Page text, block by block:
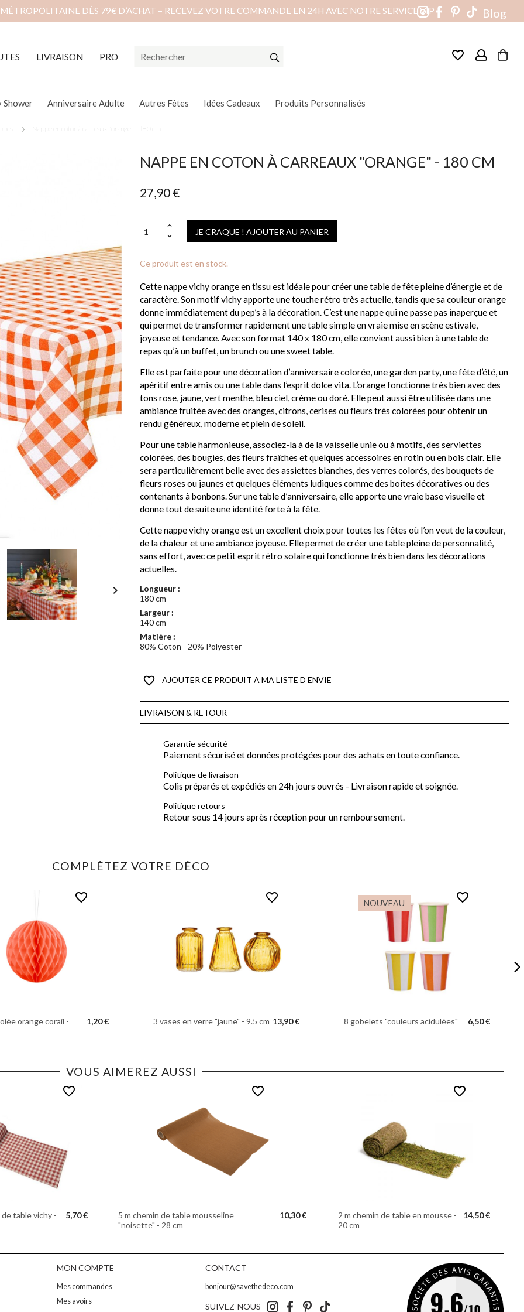
Blog
DÈS 79€ D’ACHAT – RECEVEZ VOTRE COMMANDE EN 24H AVEC NOTRE SERVICE VIP
LIVRAISON PRO favorite_border
Shower Anniversaire Adulte Autres Fêtes Idées Cadeaux Produits Personnalisés

NAPPE EN COTON À CARREAUX "ORANGE" - 180 CM
27,90 €
JE CRAQUE ! AJOUTER AU PANIER
Ce produit est en stock.
Cette nappe vichy orange en tissu est idéale pour créer une table de fête pleine d’énergie et de
caractère. Son motif vichy apporte une touche rétro très actuelle, tandis que sa couleur orange
donne immédiatement du pep’s à la décoration. C’est une nappe qui ne passe pas inaperçue et
qui permet de transformer rapidement une table simple en vraie mise en scène estivale,
joyeuse et tendance. Avec son format 140 x 180 cm, elle convient aussi bien à une table de
repas qu’à un buffet, un brunch ou une sweet table.
Elle est parfaite pour une décoration d’anniversaire colorée, une garden party, une fête d’été, un
apéritif entre amis ou une table dans l’esprit dolce vita. L’orange fonctionne très bien avec des
tons rose, jaune, vert menthe, bleu ciel, crème ou doré. Elle peut aussi être utilisée dans une
ambiance fruitée avec des oranges, citrons, cerises ou fleurs très colorées pour obtenir un
rendu généreux, moderne et plein de soleil.
Pour une table harmonieuse, associez-la à de la vaisselle unie ou à motifs, des serviettes
colorées, des bougies, des fleurs fraîches et quelques accessoires en rotin ou en bois clair. Elle
sera particulièrement belle avec des assiettes blanches, des verres colorés, des bouquets de
fleurs roses ou jaunes et quelques éléments ludiques comme des boîtes décoratives ou des
contenants à bonbons. Sur une table d’anniversaire, elle apporte une vraie base visuelle et
donne tout de suite une identité forte à la fête.
Cette nappe vichy orange est un excellent choix pour toutes les fêtes où l’on veut de la couleur,
de la chaleur et une ambiance joyeuse. Elle permet de créer une table pleine de personnalité,
sans effort, avec ce petit esprit rétro solaire qui fonctionne très bien dans les décorations
actuelles.
Longueur :
180 cm
Largeur :
140 cm
Matière :
80% Coton - 20% Polyester
favorite_border AJOUTER CE PRODUIT A MA LISTE D ENVIE
LIVRAISON & RETOUR
Garantie sécurité
Paiement sécurisé et données protégées pour des achats en toute confiance.
Politique de livraison
Colis préparés et expédiés en 24h jours ouvrés - Livraison rapide et soignée.
Politique retours
Retour sous 14 jours après réception pour un remboursement.
COMPLÉTEZ VOTRE DÉCO
favorite_border
orange corail - 1,20 €
favorite_border
3 vases en verre "jaune" - 9.5 cm 13,90 €
NOUVEAU favorite_border
8 gobelets "couleurs acidulées" 6,50 €
VOUS AIMEREZ AUSSI
favorite_border
table vichy - 5,70 €
favorite_border
5 m chemin de table mousseline
"noisette" - 28 cm
10,30 €
favorite_border
2 m chemin de table en mousse -
20 cm
14,50 €
MON COMPTE
Mes commandes
Mes avoirs
CONTACT
bonjour@savethedeco.com
SUIVEZ-NOUS